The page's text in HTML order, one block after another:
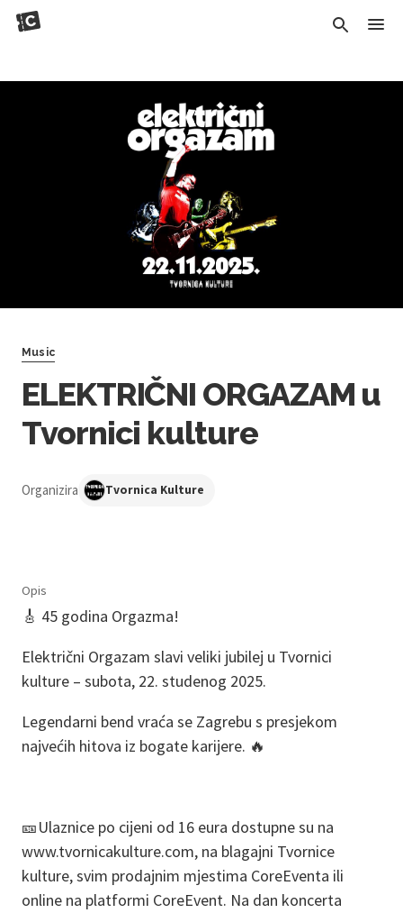
Music
ELEKTRIČNI ORGAZAM u
Tvornici kulture
Organizira Tvornica Kulture
Opis
🎸 45 godina Orgazma!
Električni Orgazam slavi veliki jubilej u Tvornici
kulture – subota, 22. studenog 2025.
Legendarni bend vraća se Zagrebu s presjekom
najvećih hitova iz bogate karijere. 🔥
🎫Ulaznice po cijeni od 16 eura dostupne su na
www.tvornicakulture.com, na blagajni Tvornice
kulture, svim prodajnim mjestima CoreEventa ili
online na platformi CoreEvent. Na dan koncerta